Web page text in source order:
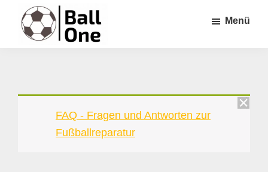
Inhalt
springen
Seitenspalte
springen
Fußzeile
springen
Menü
FAQ - Fragen und Antworten zur
Fußballreparatur